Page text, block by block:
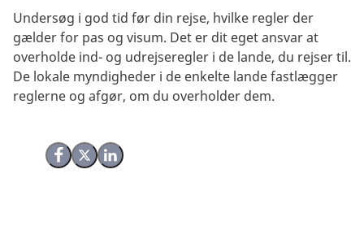
Del på Facebook
Del på X (Twitter)
Del på LinkedIn
Undersøg i god tid før din rejse, hvilke regler der
gælder for pas og visum. Det er dit eget ansvar at
overholde ind- og udrejseregler i de lande, du rejser til.
De lokale myndigheder i de enkelte lande fastlægger
reglerne og afgør, om du overholder dem.